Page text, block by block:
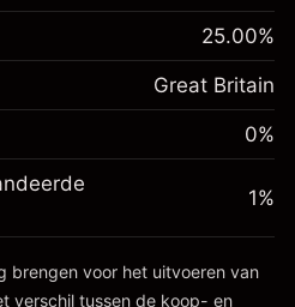
(-£0.85)
~£4,000.00
~
£1,000.00
voor
-0.000647
%
~
~
25.00%
Great Britain
0%
1%
brengen voor het uitvoeren van
verschil tussen de koop- en